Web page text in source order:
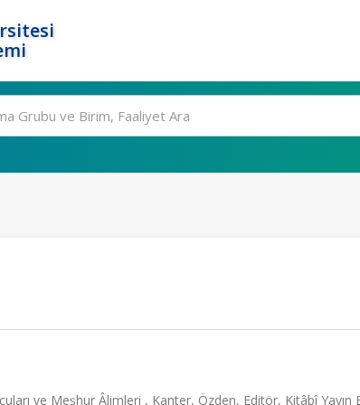
ve Meşhur Âlimleri , Kanter, Özden, Editör, Kitâbî Yayın